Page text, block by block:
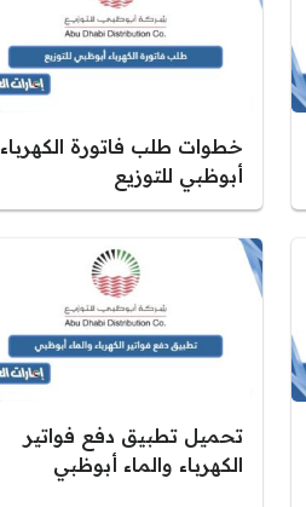
خطوات طلب فاتورة الكهرباء
أبوظبي للتوزيع
تحميل تطبيق دفع فواتير
الكهرباء والماء أبوظبي